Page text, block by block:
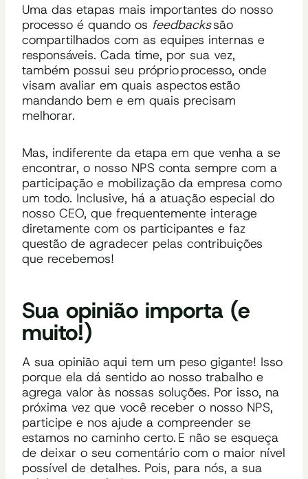
Uma das etapas mais importantes do nosso
processo é quando os feedbackssão
compartilhados com as equipes internas e
responsáveis. Cada time, por sua vez,
também possui seu próprio processo, onde
visam avaliar em quais aspectos estão
mandando bem e em quais precisam
melhorar.
Mas, indiferente da etapa em que venha a se
encontrar, o nosso NPS conta sempre com a
participação e mobilização da empresa como
um todo. Inclusive, há a atuação especial do
nosso CEO, que frequentemente interage
diretamente com os participantes e faz
questão de agradecer pelas contribuições
que recebemos!
Sua opinião importa (e
muito!)
A sua opinião aqui tem um peso gigante! Isso
porque ela dá sentido ao nosso trabalho e
agrega valor às nossas soluções. Por isso, na
próxima vez que você receber o nosso NPS,
participe e nos ajude a compreender se
estamos no caminho certo. E não se esqueça
de deixar o seu comentário com o maior nível
possível de detalhes. Pois, para nós, a sua